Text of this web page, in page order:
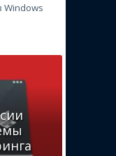
Windows